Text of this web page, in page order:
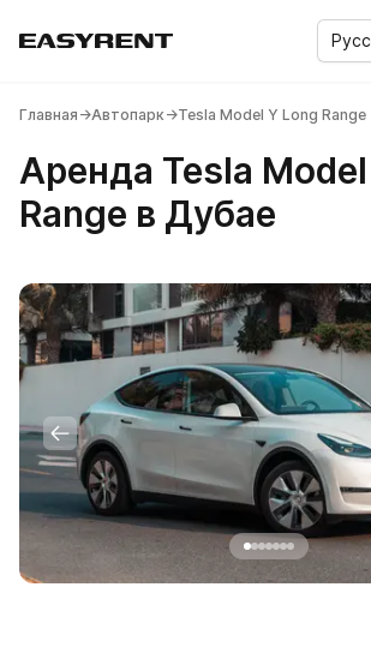
Easy Rent
Аренда автомобилей бизнес и комфорт
Главная →Автопарк →Tesla Model Y Long Range
Аренда Tesla
Range в Дубае